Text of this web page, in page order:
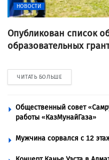
НОВОСТИ
Опубликован список
образовательных
ЧИТАТЬ БОЛЬШЕ
Общественный совет
работы «КазМунайГаза»
Мужчина сорвался с 12